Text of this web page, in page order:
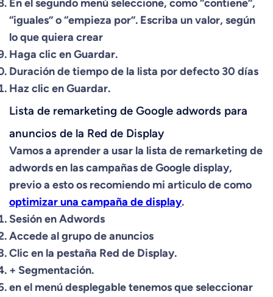
En el segundo menú seleccione, como “contiene”,
“iguales” o “empieza por”. Escriba un valor, según
lo que quiera crear
Haga clic en Guardar.
Duración de tiempo de la lista por defecto 30 días
Haz clic en Guardar.
Lista de remarketing de Google adwords para
anuncios de la Red de Display
Vamos a aprender a usar la lista de remarketing de
adwords en las campañas de Google display,
previo a esto os recomiendo mi articulo de como
optimizar una campaña de display.
Sesión en Adwords
Accede al grupo de anuncios
Clic en la pestaña Red de Display.
+ Segmentación.
en el menú desplegable tenemos que seleccionar